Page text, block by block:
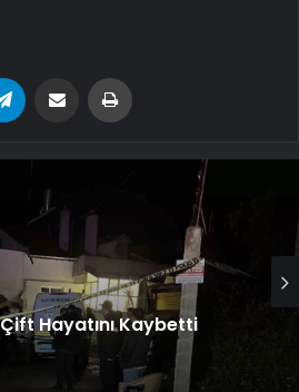
Email'den paylaş
Çift Hayatını Kaybetti